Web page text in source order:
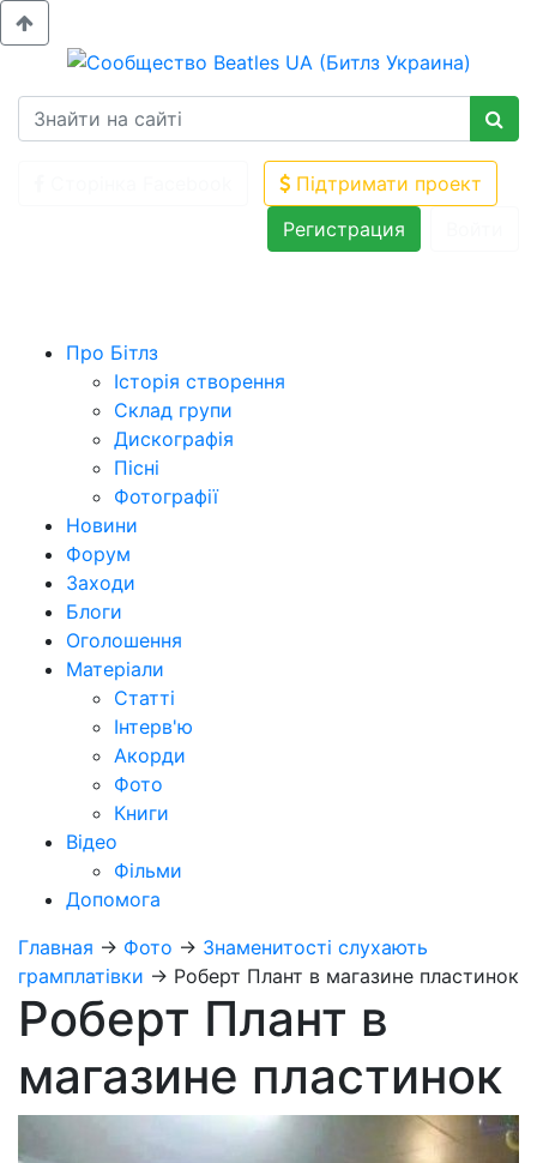
Підтримати проект
Регистрация
Про Бітлз
Історія створення
Склад групи
Дискографія
Пісні
Фотографії
Новини
Форум
Заходи
Блоги
Оголошення
Матеріали
Статті
Інтерв'ю
Акорди
Фото
Книги
Відео
Фільми
Допомога
Главная → Фото → Знаменитості слухають
грамплатівки → Роберт Плант в магазине пластинок
Роберт Плант в
магазине пластинок